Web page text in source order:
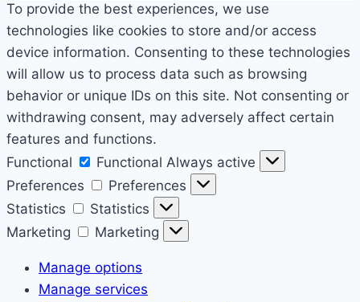
To provide the best experiences, we use
technologies like cookies to store and/or access
device information. Consenting to these technologies
will allow us to process data such as browsing
behavior or unique IDs on this site. Not consenting or
withdrawing consent, may adversely affect certain
features and functions.
Functional
Functional Always active
Preferences
Preferences
Statistics
Statistics
Marketing
Marketing
Manage options
Manage services